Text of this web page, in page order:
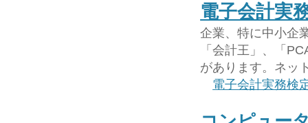
電子会計実
企業、特に中小企
「会計王」、「
があります。ネッ
電子会計実務検